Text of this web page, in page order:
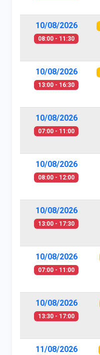
10/08/2026
08:00 - 11:30
10/08/2026
13:00 - 16:30
10/08/2026
07:00 - 11:00
10/08/2026
08:00 - 12:00
10/08/2026
13:00 - 17:30
10/08/2026
07:00 - 11:00
10/08/2026
13:30 - 17:00
11/08/2026